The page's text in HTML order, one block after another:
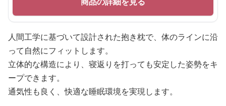
人間工学に基づいて設計された抱き枕で、体のラインに沿
って自然にフィットします。
立体的な構造により、寝返りを打っても安定した姿勢をキ
ープできます。
通気性も良く、快適な睡眠環境を実現します。